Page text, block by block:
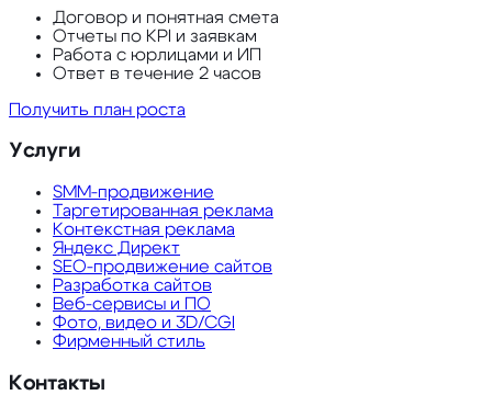
Договор и понятная смета
Отчеты по KPI и заявкам
Работа с юрлицами и ИП
Ответ в течение 2 часов
Получить план роста
Услуги
SMM-продвижение
Таргетированная реклама
Контекстная реклама
Яндекс Директ
SEO-продвижение сайтов
Разработка сайтов
Веб-сервисы и ПО
Фото, видео и 3D/CGI
Фирменный стиль
Контакты